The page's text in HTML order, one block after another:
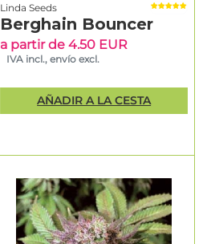
Linda Seeds
Berghain Bouncer
a partir de 4.50 EUR
IVA incl., envío excl.
AÑADIR A LA CESTA